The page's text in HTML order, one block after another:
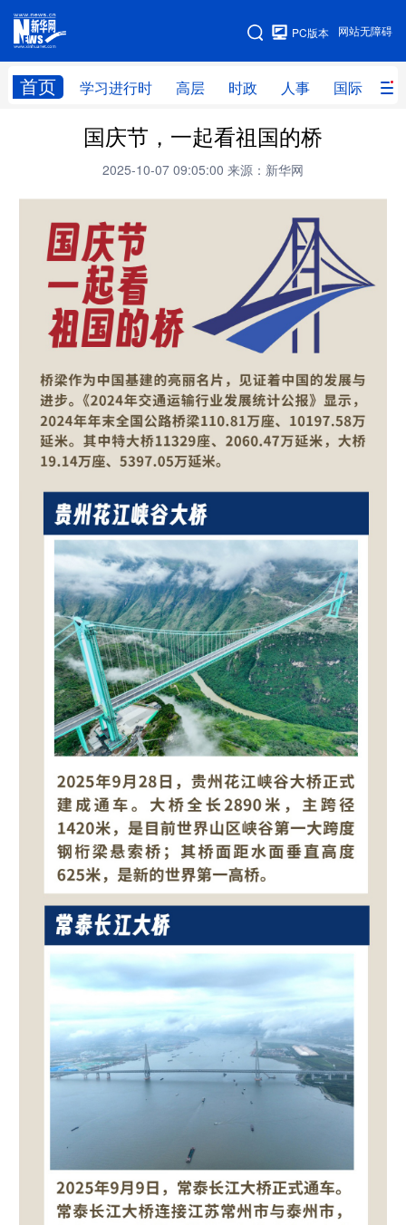
网站无障碍
PC版本
首页 学习进行时 高层 时政 人事 国际 财
网站地图
学习进行时 高层 时政
财经 网评
科技 体育
文化 书画 健康 军事
访谈 视频 图片
食品 人居 信息化 数字经济
学术中国 乡村振兴 银龄 溯源中国
彩票 娱乐
公益 一带一路 亚太网
文化产业
地方频道
北京 天津 河北 山西
辽宁 吉林 上海 江苏
浙江 安徽 福建 江西
山东 河南 湖北 湖南
广东 广西 海南 重庆
四川 贵州 云南 西藏
陕西 甘肃
内蒙古 黑龙江
多语种频道
English Español Français عربى
Deutsch
国庆节，一起看祖国的桥
2025-10-07 09:05:00 来源：新华网